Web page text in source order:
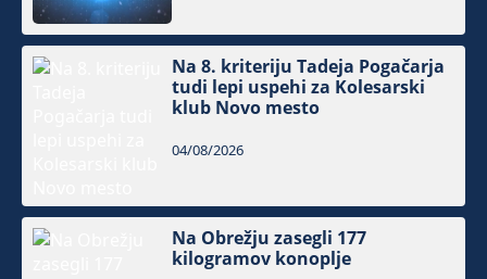
Na 8. kriteriju Tadeja Pogačarja
tudi lepi uspehi za Kolesarski
klub Novo mesto
04/08/2026
Na Obrežju zasegli 177
kilogramov konoplje